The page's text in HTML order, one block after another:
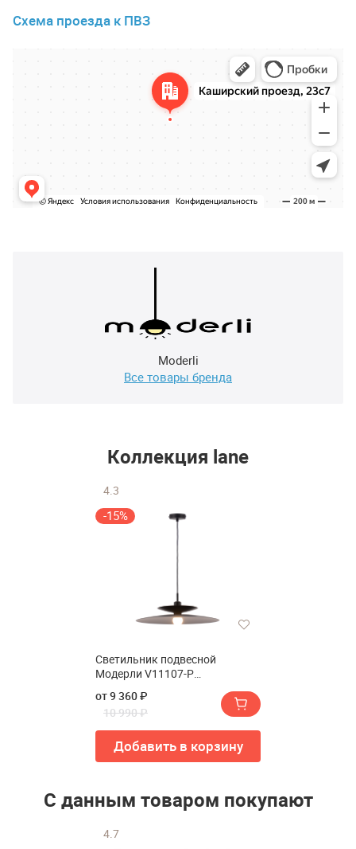
Схема проезда к ПВЗ
Moderli
Все товары бренда
Коллекция lane
4.3
-15%
Светильник подвесной
Модерли V11107-P
Moderli V11107-P Plane)
от 9 360 ₽
10 990 ₽
Добавить в корзину
С данным товаром покупают
4.7